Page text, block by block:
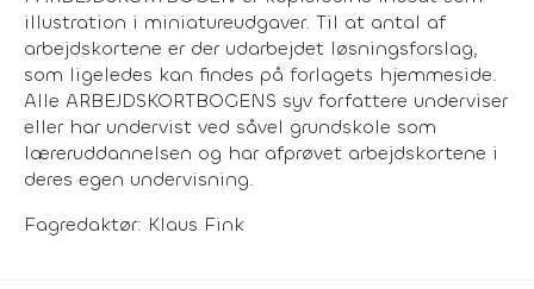
illustration i miniatureudgaver. Til at antal af
arbejdskortene er der udarbejdet løsningsforslag,
som ligeledes kan findes på forlagets hjemmeside.
Alle ARBEJDSKORTBOGENS syv forfattere underviser
eller har undervist ved såvel grundskole som
læreruddannelsen og har afprøvet arbejdskortene i
deres egen undervisning.
Fagredaktør: Klaus Fink